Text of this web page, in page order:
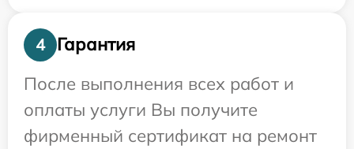
4
Гарантия
После выполнения всех работ и
оплаты услуги Вы получите
фирменный сертификат на ремонт